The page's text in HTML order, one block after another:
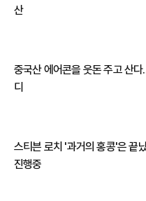
산
중국산 에어콘을 웃돈 주고 산다
디
스티븐 로치 '과거의 홍콩'은 끝
진행중